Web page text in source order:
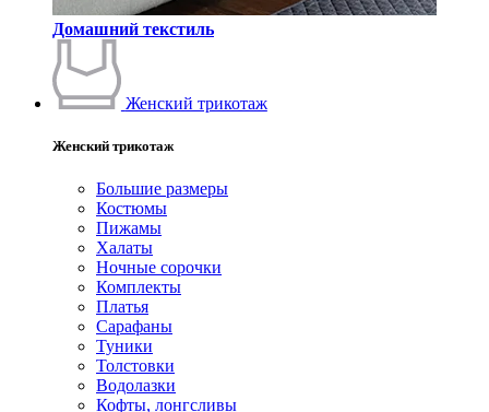
Домашний текстиль
Женский трикотаж
Женский трикотаж
Большие размеры
Костюмы
Пижамы
Халаты
Ночные сорочки
Комплекты
Платья
Сарафаны
Туники
Толстовки
Водолазки
Кофты, лонгсливы